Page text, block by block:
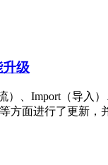
级
）、Import（导入
方面进行了更新